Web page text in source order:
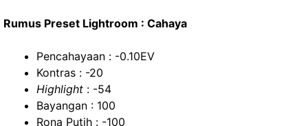
Rumus Preset Lightroom : Cahaya
Pencahayaan : -0.10EV
Kontras : -20
Highlight : -54
Bayangan : 100
Rona Putih : -100